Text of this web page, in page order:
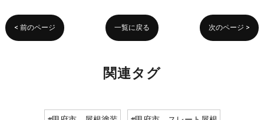
< 前のページ 一覧に戻る 次のページ >
関連タグ